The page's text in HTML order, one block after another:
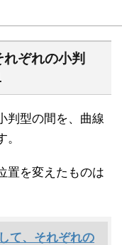
ぞれの小判
判型の間を、曲線
置を変えたものは
て、それぞれの